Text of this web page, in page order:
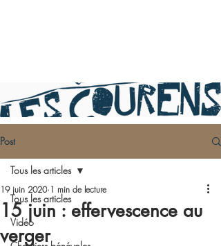
Post
Tous les articles
Vidéo
Tous les articles
15 juin : effervescence au
verger
19 juin 2020 1 min de lecture